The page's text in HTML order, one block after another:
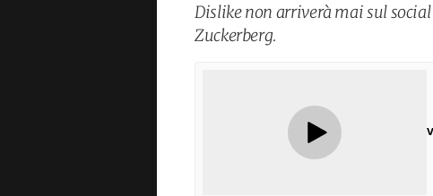
Dislike non arriverà mai sul
Zuckerberg.